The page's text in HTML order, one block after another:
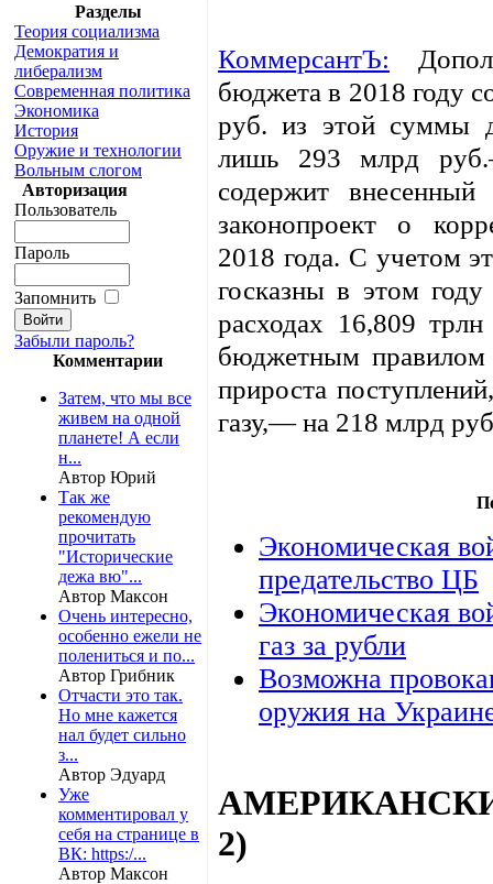
Разделы
Теория социализма
Демократия и
либерализм
Современная политика
Экономика
История
Оружие и технологии
Вольным слогом
Авторизация
Пользователь
Пароль
Запомнить
Забыли пароль?
Комментарии
Затем, что мы все
живем на одной
планете! А если
н...
Автор Юрий
Так же
рекомендую
прочитать
"Исторические
дежа вю"...
Автор Максон
Очень интересно,
особенно ежели не
полениться и по...
Автор Грибник
Отчасти это так.
Но мне кажется
нал будет сильно
з...
Автор Эдуард
Уже
комментировал у
себя на странице в
ВК: https:/...
Автор Максон
КоммерсантЪ:
бюджета в 2018 году
руб. из этой суммы
лишь 293 млрд
содержит
законопроект о
2018 года. С учетом
госказны в этом
расходах 16,809
бюджетным правилом
прироста
газу,— на 218 млрд
Экономическая
предательство ЦБ
Экономическая
газ за рубли
Возможна
оружия на
2)